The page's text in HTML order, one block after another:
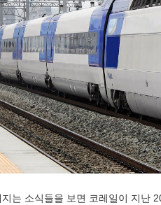
는 소식들을 보면 코레일이 지난